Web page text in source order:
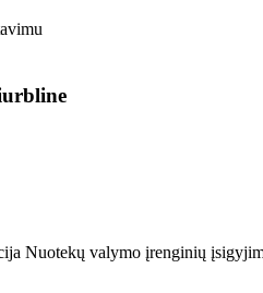
Nuotekų valymo įrenginių